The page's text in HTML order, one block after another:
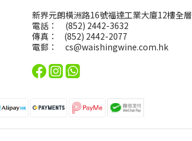
新界元朗橫洲路16號福達工業大廈12樓全層
電話： (852) 2442-3632
傳真： (852) 2442-2077
電郵： cs@waishingwine.com.hk